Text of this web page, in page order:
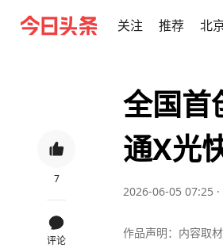
关注 推荐 北
7
评论
全国首
通X光
2026-06-05 07:25 ·
作品声明：内容取